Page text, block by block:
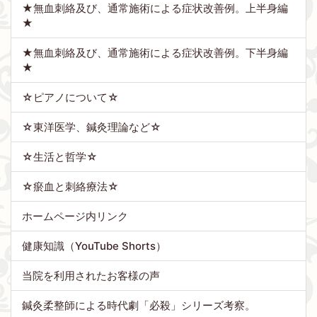
★無血刺絡及び、通常施術による症状改善例。上半身編
★
★無血刺絡及び、通常施術による症状改善例。下半身編
★
☆ピアノについて☆
☆東洋医学、鍼灸理論など☆
☆生活と哲学☆
☆瘀血と刺絡療法☆
ホームページ内リンク
健康知識（YouTube Shorts）
当院を利用されたお客様の声
鍼灸柔整師による時代劇「必殺」シリーズ考察。